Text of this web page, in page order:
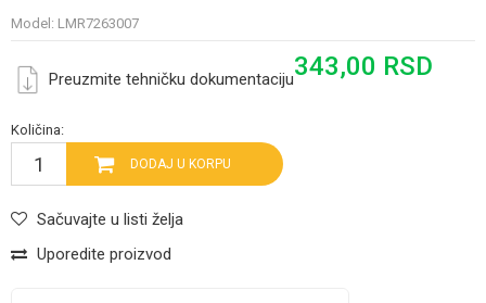
Model: LMR7263007
Preuzmite tehničku dokumentaciju343,00 RSD
Količina:
DODAJ U KORPU
Sačuvajte u listi želja
Uporedite proizvod